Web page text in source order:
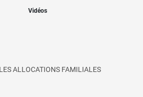
Vidéos
ALLOCATIONS FAMILIALES